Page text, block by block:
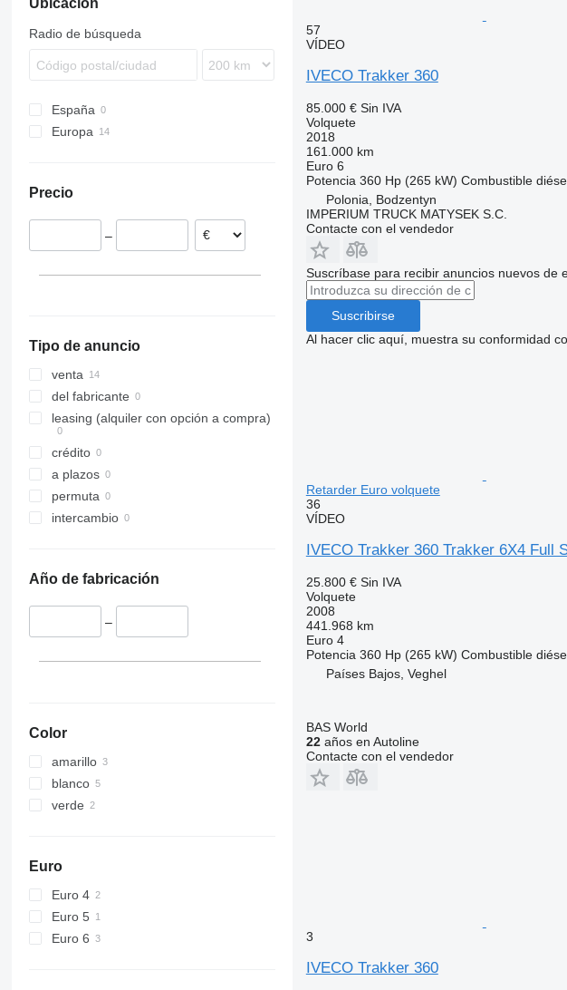
EuroCargo ML180
Trakker 380
Trakker 410
Trakker 420
Trakker 440
Trakker 450
X-Way 570
Ubicación
Radio de búsqueda
España
Europa
Francia
Países Bajos
Precio
–
Tipo de anuncio
venta
del fabricante
leasing (alquiler con opción a compra)
crédito
a plazos
permuta
intercambio
Año de fabricación
–
Color
amarillo
blanco
verde
Euro
Euro 4
Euro 5
Euro 6
57
VÍDEO
IVECO Trakker 360
85.000 € Sin IVA
Volquete
2018
161.000 km
Euro 6
Potencia 360 Hp (265 kW) Combustible
Polonia, Bodzentyn
IMPERIUM TRUCK MATYSEK S.C.
Contacte con el vendedor
Suscríbase para recibir anuncios nuevos de
Suscribirse
Al hacer clic aquí, muestra su conformidad
Retarder Euro volquete
36
VÍDEO
IVECO Trakker 360 Trakker 6X4 Full
25.800 € Sin IVA
Volquete
2008
441.968 km
Euro 4
Potencia 360 Hp (265 kW) Combustible
Países Bajos, Veghel
BAS World
22años en Autoline
Contacte con el vendedor
3
IVECO Trakker 360